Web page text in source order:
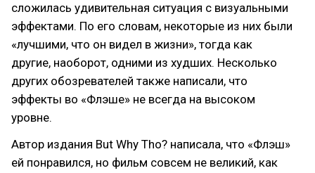
сложилась удивительная ситуация с визуальными
эффектами. По его словам, некоторые из них были
«лучшими, что он видел в жизни», тогда как
другие, наоборот, одними из худших. Несколько
других обозревателей также написали, что
эффекты во «Флэше» не всегда на высоком
уровне.
Автор издания But Why Tho? написала, что «Флэш»
ей понравился, но фильм совсем не великий, как